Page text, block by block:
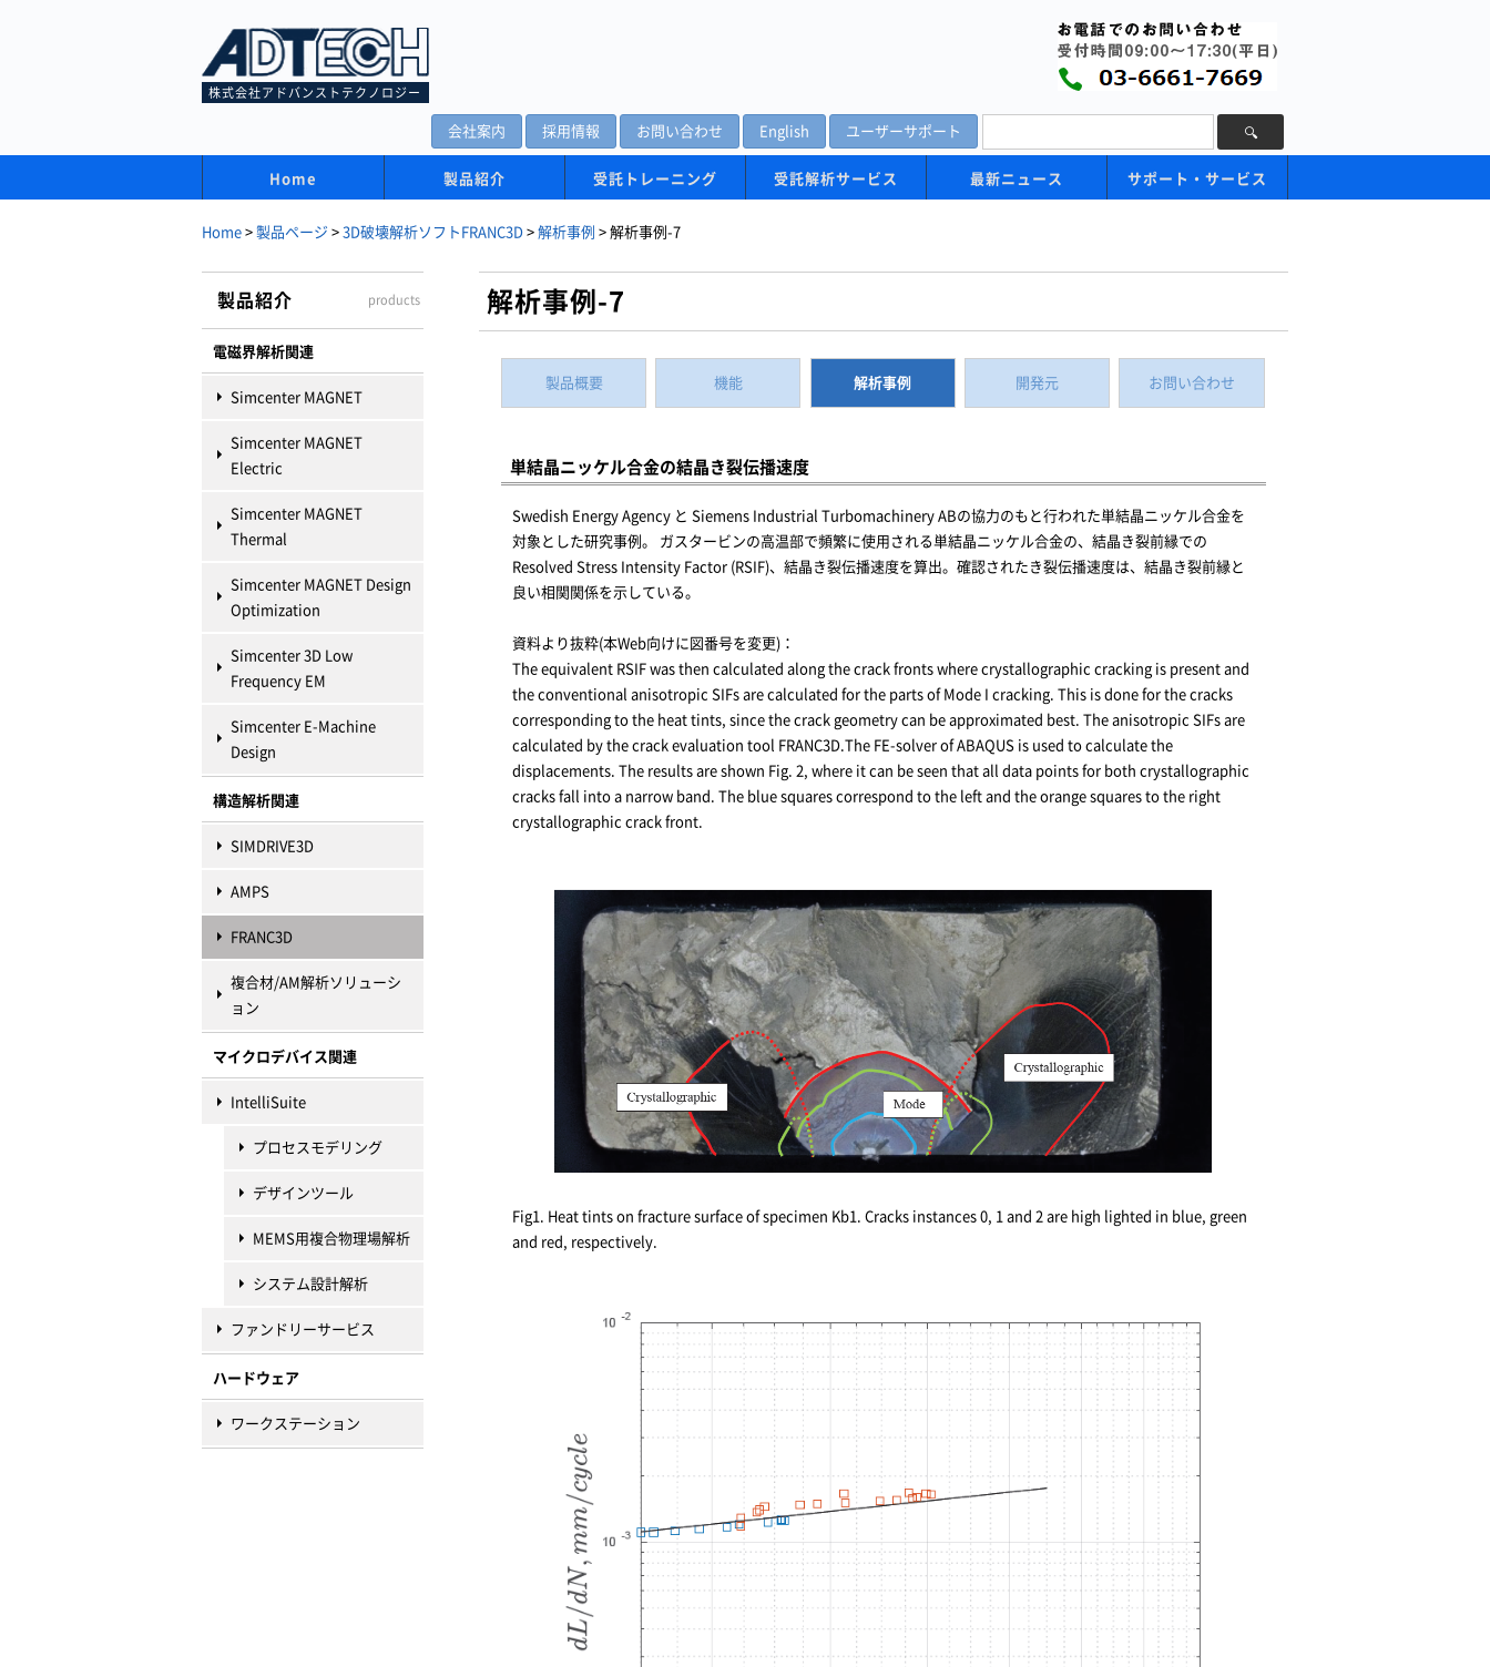
株式会社アドバンストテクノロジー
会社案内 採用情報 お問い合わせ English ユーザーサポート
Home 製品紹介 受託トレーニング 受託解析サービス 最新ニュース サポート・サービス
Home > 製品ページ > 3D破壊解析ソフトFRANC3D > 解析事例 > 解析事例-7
製品紹介 products
電磁界解析関連
Simcenter MAGNET
Simcenter MAGNET
Electric
Simcenter MAGNET
Thermal
Simcenter MAGNET Design
Optimization
Simcenter 3D Low
Frequency EM
Simcenter E-Machine
Design
構造解析関連
SIMDRIVE3D
AMPS
FRANC3D
複合材/AM解析ソリューシ
ョン
マイクロデバイス関連
IntelliSuite
プロセスモデリング
デザインツール
MEMS用複合物理場解析
システム設計解析
ファンドリーサービス
ハードウェア
ワークステーション
解析事例-7
製品概要 機能 解析事例 開発元 お問い合わせ
単結晶ニッケル合金の結晶き裂伝播速度
Swedish Energy Agency と Siemens Industrial Turbomachinery ABの協力のもと行われた単結晶ニッケル合金を
対象とした研究事例。 ガスタービンの高温部で頻繁に使用される単結晶ニッケル合金の、結晶き裂前縁での
Resolved Stress Intensity Factor (RSIF)、結晶き裂伝播速度を算出。確認されたき裂伝播速度は、結晶き裂前縁と
良い相関関係を示している。
資料より抜粋(本Web向けに図番号を変更)：
The equivalent RSIF was then calculated along the crack fronts where crystallographic cracking is present and
the conventional anisotropic SIFs are calculated for the parts of Mode I cracking. This is done for the cracks
corresponding to the heat tints, since the crack geometry can be approximated best. The anisotropic SIFs are
calculated by the crack evaluation tool FRANC3D.The FE-solver of ABAQUS is used to calculate the
displacements. The results are shown Fig. 2, where it can be seen that all data points for both crystallographic
cracks fall into a narrow band. The blue squares correspond to the left and the orange squares to the right
crystallographic crack front.
Fig1. Heat tints on fracture surface of specimen Kb1. Cracks instances 0, 1 and 2 are high lighted in blue, green
and red, respectively.